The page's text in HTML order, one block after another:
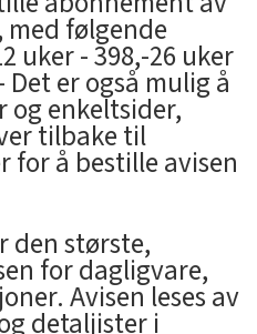
følgende
uker - 398,-26 uker
Det er også mulig å
og enkeltsider,
tilbake til
for å bestille avisen
den største,
for dagligvare,
Avisen leses av
detaljister i